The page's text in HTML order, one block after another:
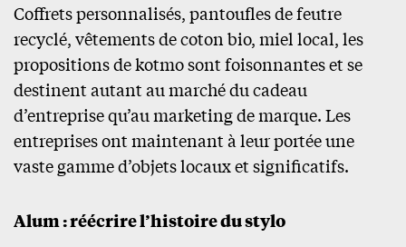
Coffrets personnalisés, pantoufles de feutre
recyclé, vêtements de coton bio, miel local, les
propositions de kotmo sont foisonnantes et se
destinent autant au marché du cadeau
d’entreprise qu’au marketing de marque. Les
entreprises ont maintenant à leur portée une
vaste gamme d’objets locaux et significatifs.
Alum : réécrire l’histoire du stylo